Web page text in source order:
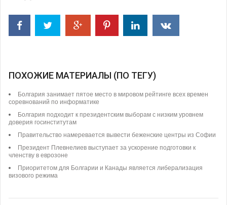
ПОХОЖИЕ МАТЕРИАЛЫ (ПО ТЕГУ)
Болгария занимает пятое место в мировом рейтинге всех времен
соревнований по информатике
Болгария подходит к президентским выборам с низким уровнем
доверия госинститутам
Правительство намеревается вывести беженские центры из Софии
Президент Плевнелиев выступает за ускорение подготовки к
членству в еврозоне
Приоритетом для Болгарии и Канады является либерализация
визового режима